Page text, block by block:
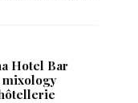
Hotel Bar
mixology